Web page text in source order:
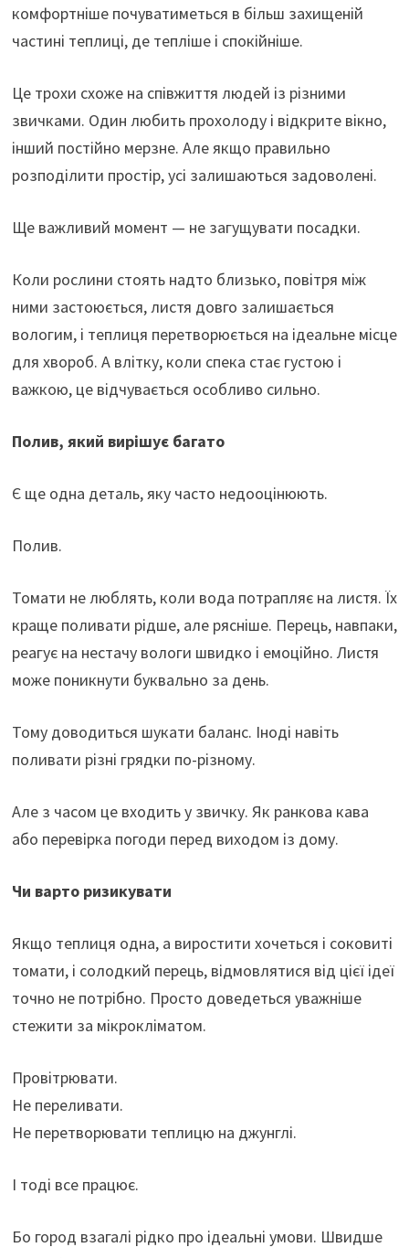
комфортніше почуватиметься в більш захищеній
частині теплиці, де тепліше і спокійніше.
Це трохи схоже на співжиття людей із різними
звичками. Один любить прохолоду і відкрите вікно,
інший постійно мерзне. Але якщо правильно
розподілити простір, усі залишаються задоволені.
Ще важливий момент — не загущувати посадки.
Коли рослини стоять надто близько, повітря між
ними застоюється, листя довго залишається
вологим, і теплиця перетворюється на ідеальне місце
для хвороб. А влітку, коли спека стає густою і
важкою, це відчувається особливо сильно.
Полив, який вирішує багато
Є ще одна деталь, яку часто недооцінюють.
Полив.
Томати не люблять, коли вода потрапляє на листя. Їх
краще поливати рідше, але рясніше. Перець, навпаки,
реагує на нестачу вологи швидко і емоційно. Листя
може поникнути буквально за день.
Тому доводиться шукати баланс. Іноді навіть
поливати різні грядки по-різному.
Але з часом це входить у звичку. Як ранкова кава
або перевірка погоди перед виходом із дому.
Чи варто ризикувати
Якщо теплиця одна, а виростити хочеться і соковиті
томати, і солодкий перець, відмовлятися від цієї ідеї
точно не потрібно. Просто доведеться уважніше
стежити за мікрокліматом.
Провітрювати.
Не переливати.
Не перетворювати теплицю на джунглі.
І тоді все працює.
Бо город взагалі рідко про ідеальні умови. Швидше